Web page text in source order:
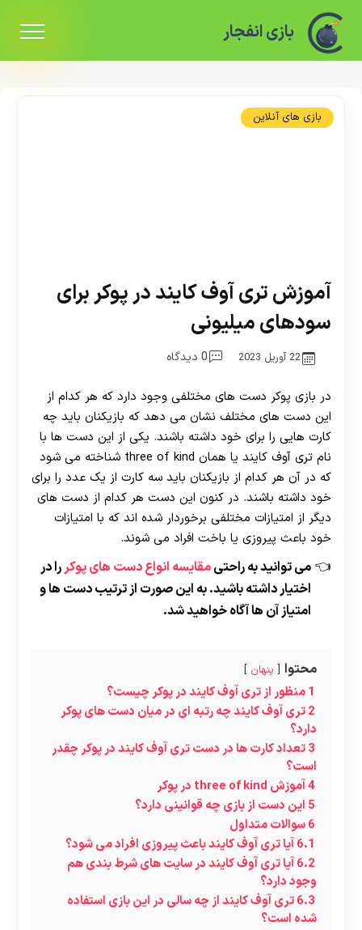
بازی انفجار
بازی های آنلاین
آموزش تری آوف کایند در پوکر برای
سودهای میلیونی
22 آوریل 2023 0 دیدگاه
در بازی پوکر دست های مختلفی وجود دارد که هر کدام از
این دست های مختلف نشان می دهد که بازیکنان باید چه
کارت هایی را برای خود داشته باشند. یکی از این دست ها با
نام تری آوف کایند یا همان three of kind شناخته می‌ شود
که در آن هر کدام از بازیکنان باید سه کارت از یک عدد را برای
خود داشته باشند. در کنون این دست هر کدام از دست های
دیگر از امتیازات مختلفی برخوردار شده اند که با امتیازات
خود باعث پیروزی یا باخت افراد می شوند.
می توانید به راحتیمقایسه انواع دست های پوکررا در
اختیار داشته باشید. به این صورت از ترتیب دست ها و
امتیاز آن ها آگاه خواهید شد.
محتوا پنهان
1منظور از تری آوف کایند در پوکر چیست؟
2تری آوف کایند چه رتبه ای در میان دست های پوکر
دارد؟
3تعداد کارت ها در دست تری آوف کایند در پوکر چقدر
است؟
4آموزش three of kind در پوکر
5 این دست از بازی چه قوانینی دارد؟
6سوالات متداول
6.1آیا تری آوف کایند باعث پیروزی افراد می شود؟
6.2آیا تری آوف کایند در سایت های شرط بندی هم
وجود دارد؟
6.3تری آوف کایند از چه سالی در این بازی استفاده
شده است؟